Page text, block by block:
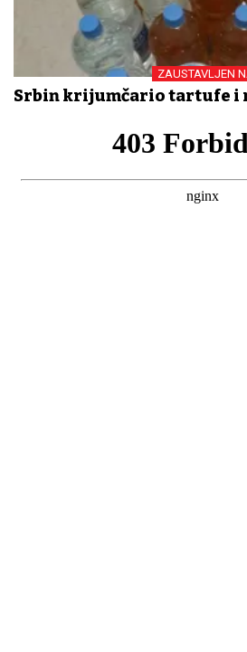
ZAUSTAVLJEN
Srbin krijumčario tartufe i